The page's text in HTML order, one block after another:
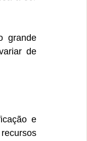
grande
de
e